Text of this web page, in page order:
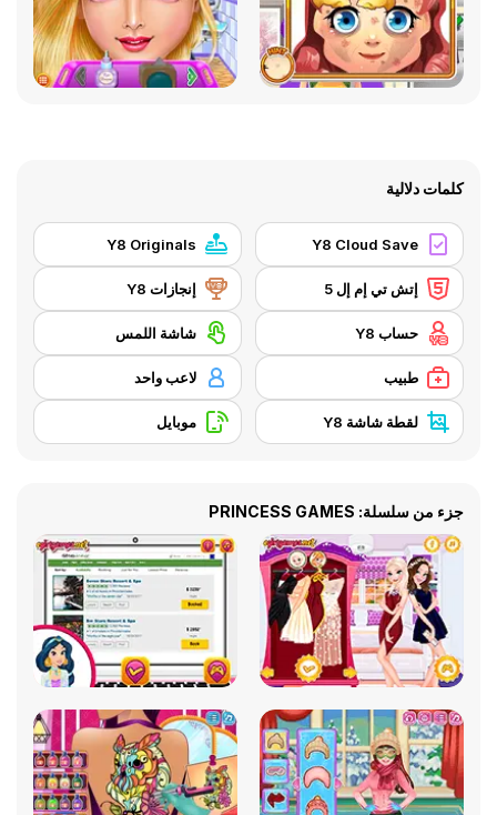
كلمات دلالية
Y8 Cloud Save
Y8 Originals
إتش تي إم إل 5 إنجازات Y8
حساب Y8 شاشة اللمس
طبيب لاعب واحد
لقطة شاشة Y8 موبايل
جزء من سلسلة: PRINCESS GAMES